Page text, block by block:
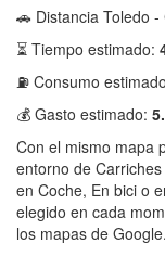
🚗 Distancia Toledo -
⏳ Tiempo estimado:
⛽ Consumo
💰 Gasto estimado:
Con el mismo mapa
entorno de
en Coche, En bici o
elegido en cada
los mapas de